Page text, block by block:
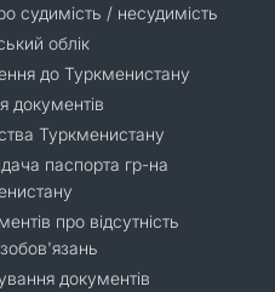
судимість / несудимість
облік
до Туркменистану
документів
Туркменистану
паспорта гр-на
про відсутність
документів